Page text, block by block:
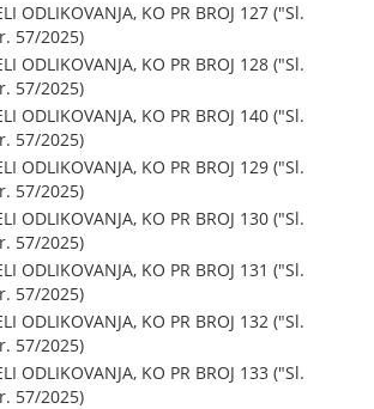
ODLIKOVANJA, KO PR BROJ 127 ("Sl.
57/2025)
ODLIKOVANJA, KO PR BROJ 128 ("Sl.
57/2025)
ODLIKOVANJA, KO PR BROJ 140 ("Sl.
57/2025)
ODLIKOVANJA, KO PR BROJ 129 ("Sl.
57/2025)
ODLIKOVANJA, KO PR BROJ 130 ("Sl.
57/2025)
ODLIKOVANJA, KO PR BROJ 131 ("Sl.
57/2025)
ODLIKOVANJA, KO PR BROJ 132 ("Sl.
57/2025)
ODLIKOVANJA, KO PR BROJ 133 ("Sl.
57/2025)